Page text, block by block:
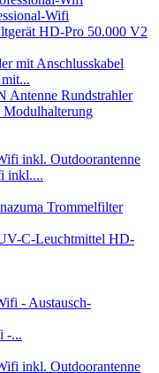
Wifi
HD-Pro 50.000 V2
Antenne Rundstrahler
Modulhalterung
inkl....
Trommelfilter
C-Leuchtmittel HD-
-...